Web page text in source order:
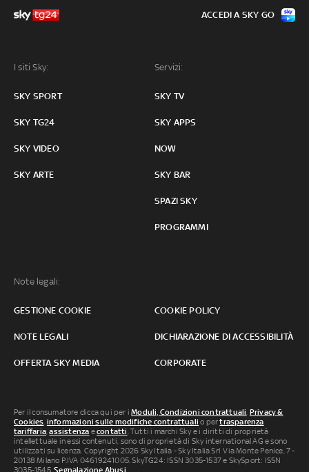
I siti Sky:
SKY SPORT
SKY TG24
SKY VIDEO
SKY ARTE
Servizi:
SKY TV
SKY APPS
NOW
SKY BAR
SPAZI SKY
PROGRAMMI
Note legali:
GESTIONE COOKIE COOKIE POLICY
NOTE LEGALI DICHIARAZIONE DI ACCESSIBILITÀ
OFFERTA SKY MEDIA CORPORATE
ACCEDI A SKY GO
Per il consumatore clicca qui per iModuli, Condizioni contrattuali, Privacy &
Cookies, informazioni sulle modifiche contrattuali o pertrasparenza
tariffaria,assistenza econtatti. Tutti i marchi Sky e i diritti di proprietà
intellettuale in essi contenuti, sono di proprietà di Sky international AG e sono
utilizzati su licenza. Copyright 2026 Sky Italia - Sky Italia Srl Via Monte Penice, 7 -
20138 Milano P.IVA 04619241005. SkyTG24: ISSN 3035-1537 e SkySport: ISSN
3035-1545.Segnalazione Abusi